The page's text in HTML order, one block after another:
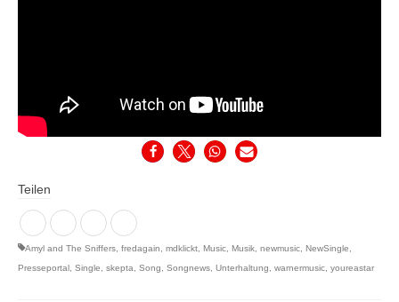
Teilen
Amyl and The Sniffers, fredagain, mdklickt, Music, Musik, newmusic, NewSingle,
Presseportal , Single, skepta, Song, Songnews, Unterhaltung, warnermusic, youreastar